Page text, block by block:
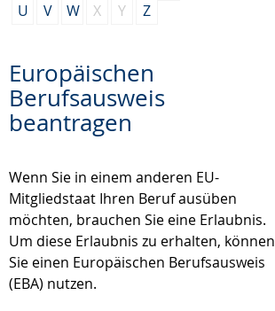
U
V W X Y Z
Europäischen
Berufsausweis
beantragen
Wenn Sie in einem anderen EU-
Mitgliedstaat Ihren Beruf ausüben
möchten, brauchen Sie eine Erlaubnis.
Um diese Erlaubnis zu erhalten, können
Sie einen Europäischen Berufsausweis
(EBA) nutzen.